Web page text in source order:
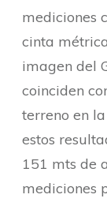
mediciones
cinta
imagen del
coinciden
terreno en
estos
151 mts de
mediciones